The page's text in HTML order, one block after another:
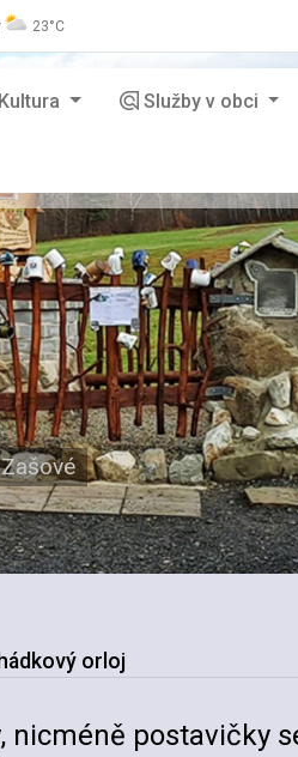
23°C
Služby v obci
orloj
postavičky